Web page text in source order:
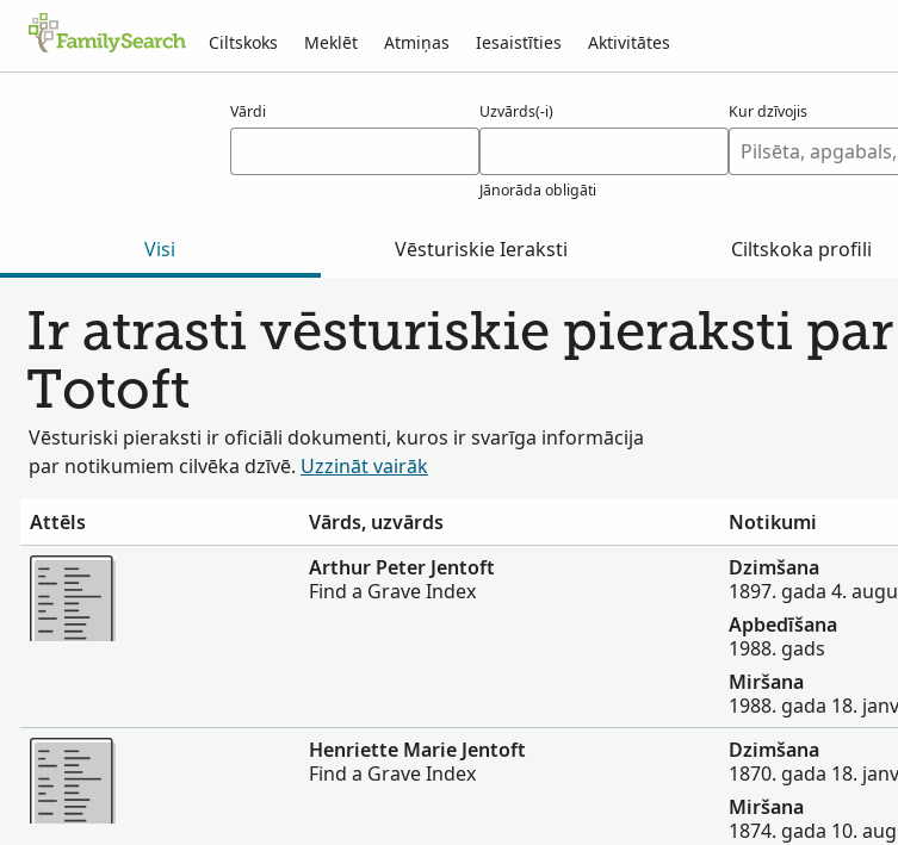
Ciltskoks Meklēt Atmiņas Iesaistīties Aktivitātes
Vārdi Uzvārds(-i)
Jānorāda obligāti
Kur dzīvojis
Visi Vēsturiskie Ieraksti Ciltskoka profili
Ir atrasti vēsturiskie pieraksti par
Totoft
Vēsturiski pieraksti ir oficiāli dokumenti, kuros ir svarīga informācija
par notikumiem cilvēka dzīvē. Uzzināt vairāk
Attēls Vārds, uzvārds Notikumi
Vairāk
Arthur Peter Jentoft
Find a Grave Index
Dzimšana
1897. gada 4.
Apbedīšana
1988. gads
Miršana
1988. gada 18.
Vairāk
Henriette Marie Jentoft
Find a Grave Index
Dzimšana
1870. gada 18.
Miršana
1874. gada 10.